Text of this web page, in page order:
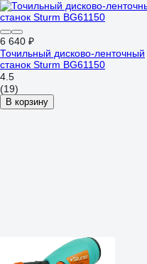
6 640 ₽
Точильный дисково-ленточный
станок Sturm BG61150
4.5
(19)
В корзину